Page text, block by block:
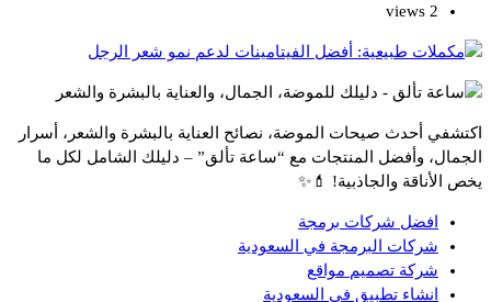
2 views
اكتشفي أحدث صيحات الموضة، نصائح العناية بالبشرة والشعر، أسرار
الجمال، وأفضل المنتجات مع “ساعة تألق” – دليلك الشامل لكل ما
يخص الأناقة والجاذبية! 💄✨
افضل شركات برمجة
شركات البرمجة في السعودية
شركة تصميم مواقع
انشاء تطبيق في السعودية